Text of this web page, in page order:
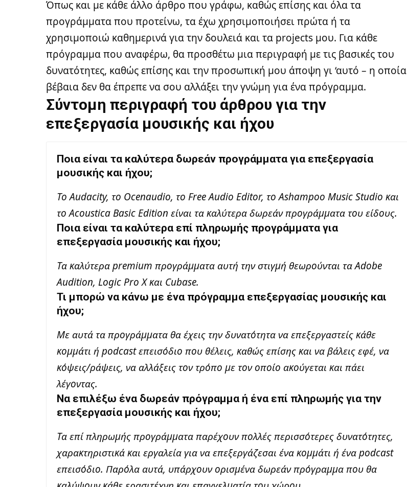
Όπως και με κάθε άλλο άρθρο που γράφω, καθώς επίσης και όλα τα
προγράμματα που προτείνω, τα έχω χρησιμοποιήσει πρώτα ή τα
χρησιμοποιώ καθημερινά για την δουλειά και τα projects μου. Για κάθε
πρόγραμμα που αναφέρω, θα προσθέτω μια περιγραφή με τις βασικές του
δυνατότητες, καθώς επίσης και την προσωπική μου άποψη γι ‘αυτό – η οποία
βέβαια δεν θα έπρεπε να σου αλλάξει την γνώμη για ένα πρόγραμμα.
Σύντομη περιγραφή του άρθρου για την
επεξεργασία μουσικής και ήχου
Ποια είναι τα καλύτερα δωρεάν προγράμματα για επεξεργασία
μουσικής και ήχου;
Το Audacity, το Ocenaudio, το Free Audio Editor, το Ashampoo Music Studio και
το Acoustica Basic Edition είναι τα καλύτερα δωρεάν προγράμματα του είδους.
Ποια είναι τα καλύτερα επί πληρωμής προγράμματα για
επεξεργασία μουσικής και ήχου;
Τα καλύτερα premium προγράμματα αυτή την στιγμή θεωρούνται τα Adobe
Audition, Logic Pro X και Cubase.
Τι μπορώ να κάνω με ένα πρόγραμμα επεξεργασίας μουσικής και
ήχου;
Με αυτά τα προγράμματα θα έχεις την δυνατότητα να επεξεργαστείς κάθε
κομμάτι ή podcast επεισόδιο που θέλεις, καθώς επίσης και να βάλεις εφέ, να
κόψεις/ράψεις, να αλλάξεις τον τρόπο με τον οποίο ακούγεται και πάει
λέγοντας.
Να επιλέξω ένα δωρεάν πρόγραμμα ή ένα επί πληρωμής για την
επεξεργασία μουσικής και ήχου;
Τα επί πληρωμής προγράμματα παρέχουν πολλές περισσότερες δυνατότητες,
χαρακτηριστικά και εργαλεία για να επεξεργάζεσαι ένα κομμάτι ή ένα podcast
επεισόδιο. Παρόλα αυτά, υπάρχουν ορισμένα δωρεάν πρόγραμμα που θα